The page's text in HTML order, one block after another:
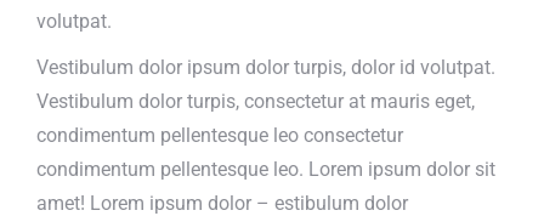
volutpat.
Vestibulum dolor ipsum dolor turpis, dolor id volutpat.
Vestibulum dolor turpis, consectetur at mauris eget,
condimentum pellentesque leo consectetur
condimentum pellentesque leo. Lorem ipsum dolor sit
amet! Lorem ipsum dolor – estibulum dolor